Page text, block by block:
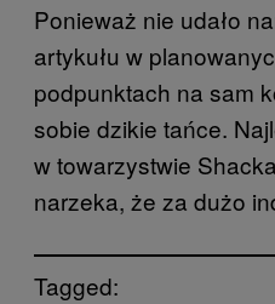
Ponieważ nie udało
artykułu w
podpunktach na sam
sobie dzikie tańce.
w towarzystwie
narzeka, że za dużo
Tagged: